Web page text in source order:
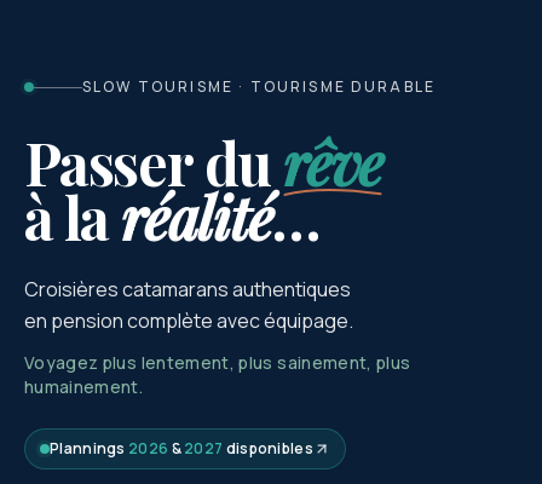
SLOW TOURISME · TOURISME DURABLE
Passer durêve
à laréalité…
Croisières catamarans authentiques
en pension complète avec équipage.
Voyagez plus lentement, plus sainement, plus
humainement.
Plannings 2026 &2027 disponibles